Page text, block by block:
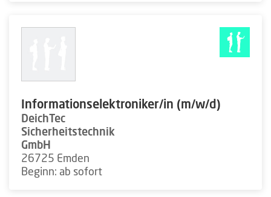
Informationselektroniker/in (m/w/d)
DeichTec
Sicherheitstechnik
GmbH
26725 Emden
Beginn: ab sofort